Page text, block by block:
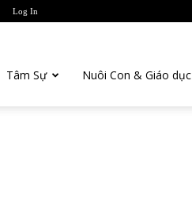
Log In
Tâm Sự Nuôi Con & Giáo dục